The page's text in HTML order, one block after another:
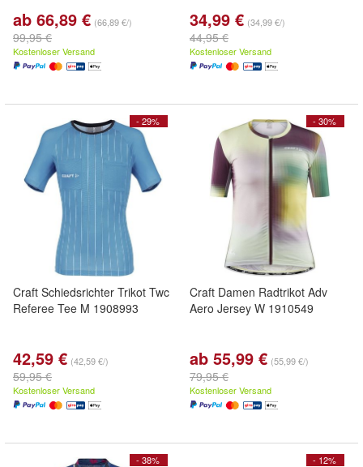
ab 66,89 € (66,89 €/)
99,95 €
Kostenloser Versand
34,99 € (34,99 €/)
44,95 €
Kostenloser Versand
- 29%
Craft Schiedsrichter Trikot Twc
Referee Tee M 1908993
42,59 € (42,59 €/)
59,95 €
Kostenloser Versand
- 30%
Craft Damen Radtrikot Adv
Aero Jersey W 1910549
ab 55,99 € (55,99 €/)
79,95 €
Kostenloser Versand
- 38% - 12%